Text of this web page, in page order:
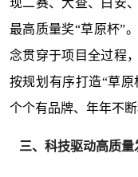
现二赛、大查、白安
最高质量奖“草原杯”
念贯穿于项目全过程
按规划有序打造“草原
个个有品牌、年年不断
三、科技驱动高质量